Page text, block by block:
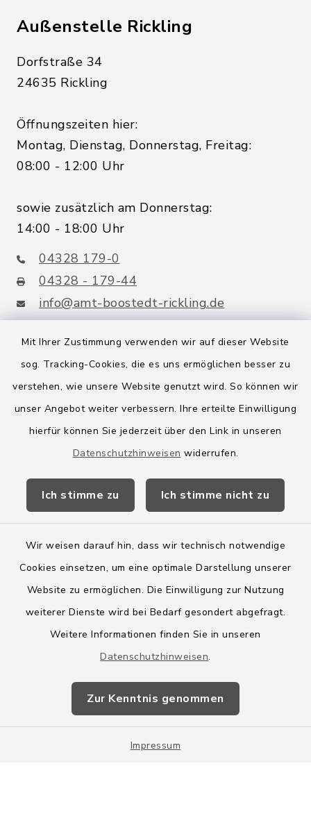
Mit Ihrer Zustimmung verwenden wir auf dieser Website
sog. Tracking-Cookies, die es uns ermöglichen besser zu
verstehen, wie unsere Website genutzt wird. So können wir
unser Angebot weiter verbessern. Ihre erteilte Einwilligung
hierfür können Sie jederzeit über den Link in unseren
Datenschutzhinweisen widerrufen.
Ich stimme zu Ich stimme nicht zu
Wir weisen darauf hin, dass wir technisch notwendige
Cookies einsetzen, um eine optimale Darstellung unserer
Website zu ermöglichen. Die Einwilligung zur Nutzung
weiterer Dienste wird bei Bedarf gesondert abgefragt.
Weitere Informationen finden Sie in unseren
Datenschutzhinweisen.
Zur Kenntnis genommen
Impressum
Außenstelle Rickling
Dorfstraße 34
24635 Rickling
Öffnungszeiten hier:
Montag, Dienstag, Donnerstag, Freitag:
08:00 - 12:00 Uhr
sowie zusätzlich am Donnerstag:
14:00 - 18:00 Uhr
04328 179-0
04328 - 179-44
info@amt-boostedt-rickling.de
Quicklinks
Amt Boostedt-Rickling
Amtsbroschüre
Wege-Zweckverband
Barrierefreiheit
Impressum
Sitemap